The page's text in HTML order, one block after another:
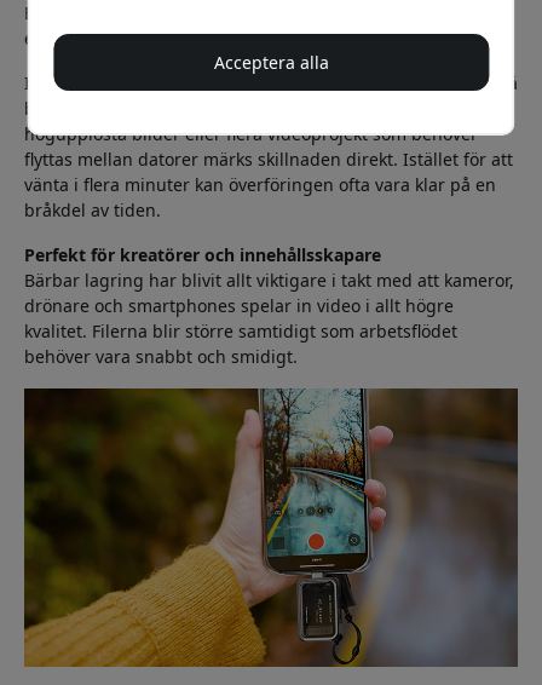
Ett modernt USB-C-kabinett med stöd för USB 3.2 Gen 2 kan
erbjuda överföringshastigheter på upp till 10 Gbps.
I praktiken innebär det att stora mängder data kan flyttas på
betydligt kortare tid. Har du exempelvis tusentals
högupplösta bilder eller flera videoprojekt som behöver
flyttas mellan datorer märks skillnaden direkt. Istället för att
vänta i flera minuter kan överföringen ofta vara klar på en
bråkdel av tiden.
Perfekt för kreatörer och innehållsskapare
Bärbar lagring har blivit allt viktigare i takt med att kameror,
drönare och smartphones spelar in video i allt högre
kvalitet. Filerna blir större samtidigt som arbetsflödet
behöver vara snabbt och smidigt.
Acceptera alla